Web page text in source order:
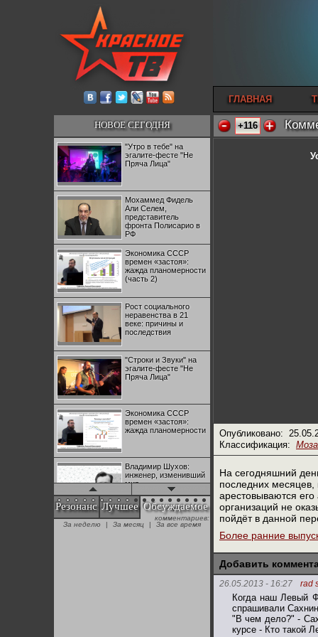
ГЛАВНАЯ
НОВОЕ СЕГОДНЯ
"Утро в тебе" на
эгалите-фесте "Не
Пряча Лица"
Мохаммед Фидель
Али Селем,
представитель
фронта Полисарио в
РФ
Экономика СССР
времен «застоя»:
жажда планомерности
(часть 2)
Рост социального
неравенства в 21
веке: причины и
последствия
"Строки и Звуки" на
эгалите-фесте "Не
Пряча Лица"
Экономика СССР
времен «застоя»:
жажда планомерности
Владимир Шухов:
инженер, изменивший
мир
"Аркадий Коц" на
эгалите-фесте "Не
Резонанс Лучшее Обсуждаемое
комментариев:
За неделю
| За месяц | За все время
+116
Опубликовано:
Классификация:
На сегодняшний
последних
арестовываются
организаций не
пойдёт в данной
Более ранние
Добавить
26.05.2013 - 16:27 rad
Когда наш Левый
спрашивали
"В чем дело?" -
курсе - Кто такой